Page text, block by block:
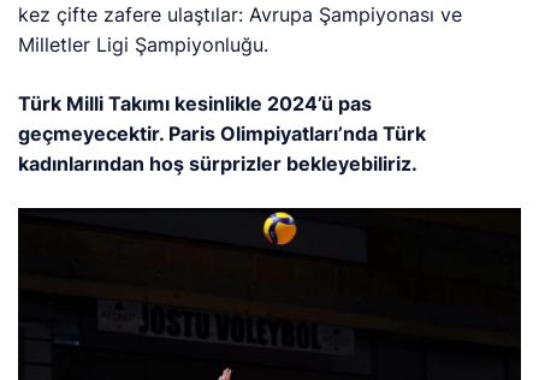
kez çifte zafere ulaştılar: Avrupa Şampiyonası ve
Milletler Ligi Şampiyonluğu.
Türk Milli Takımı kesinlikle 2024’ü pas
geçmeyecektir. Paris Olimpiyatları’nda Türk
kadınlarından hoş sürprizler bekleyebiliriz.